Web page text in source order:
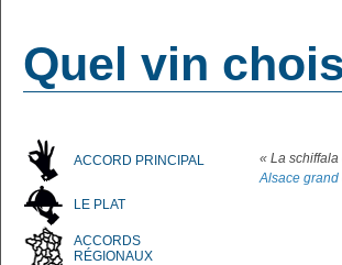
Quel vin
ACCORD PRINCIPAL
LE PLAT
ACCORDS
RÉGIONAUX
« La
Alsace